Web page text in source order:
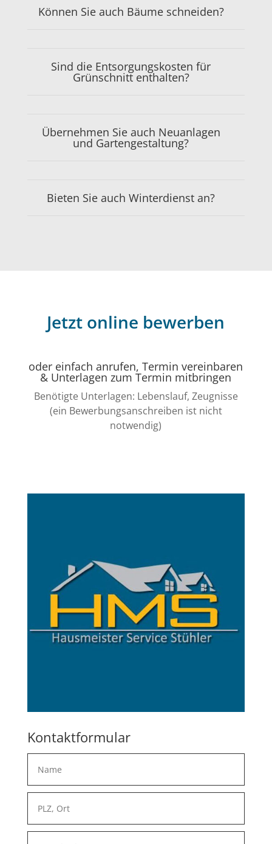
Können Sie auch Bäume schneiden?
Sind die Entsorgungskosten für
Grünschnitt enthalten?
Übernehmen Sie auch Neuanlagen
und Gartengestaltung?
Bieten Sie auch Winterdienst an?
Jetzt online bewerben
oder einfach anrufen, Termin vereinbaren
& Unterlagen zum Termin mitbringen
Benötigte Unterlagen: Lebenslauf, Zeugnisse
(ein Bewerbungsanschreiben ist nicht
notwendig)
Kontaktformular